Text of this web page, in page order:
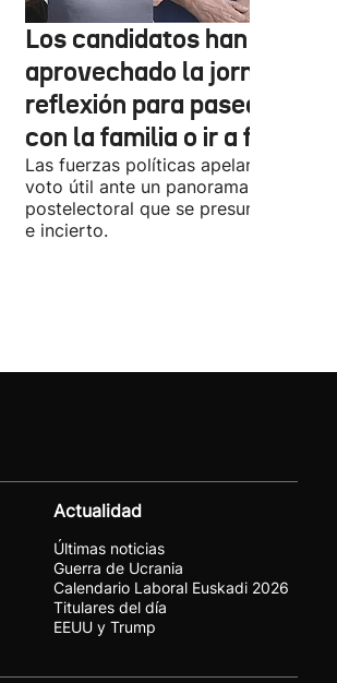
Los candidatos han
aprovechado la jornada de
reflexión para pasear,
con la familia o ir a fiestas
Las fuerzas políticas apelaron ayer al
voto útil ante un panorama
postelectoral que se presume
e incierto.
Actualidad
Últimas noticias
Guerra de Ucrania
Calendario Laboral Euskadi 2026
Titulares del día
EEUU y Trump